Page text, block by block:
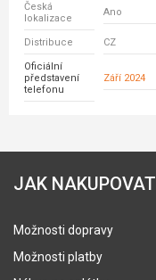
Česká
lokalizace
Ano
Distribuce CZ
Oficiální
představení
telefonu
Září 2024
JAK NAKUPOVAT
Možnosti dopravy
Možnosti platby